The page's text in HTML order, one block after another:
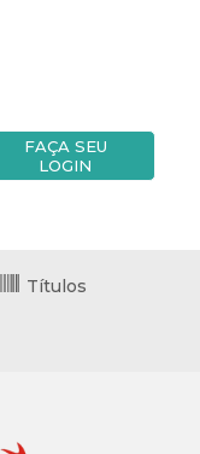
FAÇA SEU
LOGIN
Títulos